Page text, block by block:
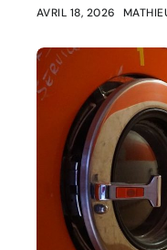
AVRIL 18, 2026